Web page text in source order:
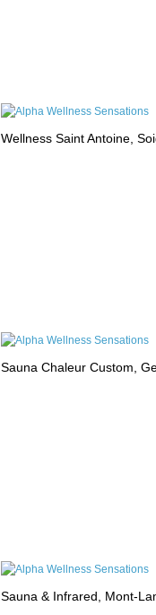
Wellness Saint Antoine,
Sauna Chaleur Custom,
Sauna & Infrared, Mont-